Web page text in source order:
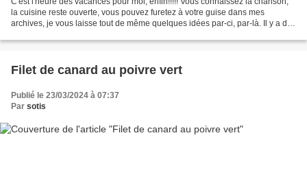
la cuisine reste ouverte, vous pouvez furetez à votre guise dans mes
archives, je vous laisse tout de même quelques idées par-ci, par-là. Il y a des
Filet de canard au poivre vert
Publié le 23/03/2024 à 07:37
Par sotis